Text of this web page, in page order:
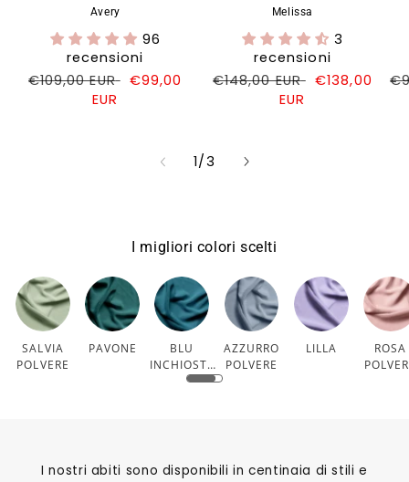
Avery
96
recensioni
Prezzo
€109,00 EUR
Prezzo
€99,00
EUR
Melissa
3
recensioni
Prezzo
€148,00 EUR
Prezzo
€138,00
EUR
1/
su3
I migliori colori scelti
SALVIA
POLVERE
PAVONE
BLU
INCHIOSTR
O
AZZURRO
POLVERE
LILLA
ROSA
I nostri abiti sono disponibili in centinaia di stili e